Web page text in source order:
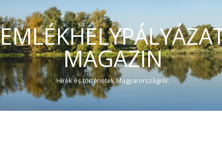
MAGAZIN
Hírek és történetek Magyarországról.